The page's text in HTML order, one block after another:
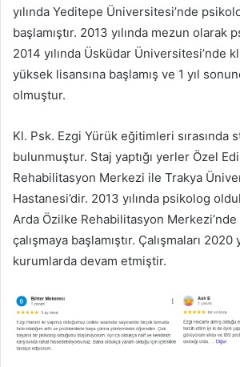
yılında Yeditepe Üniversitesi’nde
başlamıştır. 2013 yılında mezun olarak
2014 yılında Üsküdar Üniversitesi’nde
yüksek lisansına başlamış ve 1 yıl
olmuştur.
Kl. Psk. Ezgi Yürük eğitimleri sırasında
bulunmuştur. Staj yaptığı yerler Özel
Rehabilitasyon Merkezi ile Trakya
Hastanesi’dir. 2013 yılında psikolog
Arda Özilke Rehabilitasyon
çalışmaya başlamıştır. Çalışmaları 2020
kurumlarda devam etmiştir.